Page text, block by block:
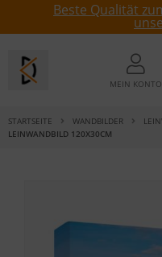
Beste Qualität
MEIN KONTO
STARTSEITE WANDBILDER
LEINWANDBILD 120X30CM